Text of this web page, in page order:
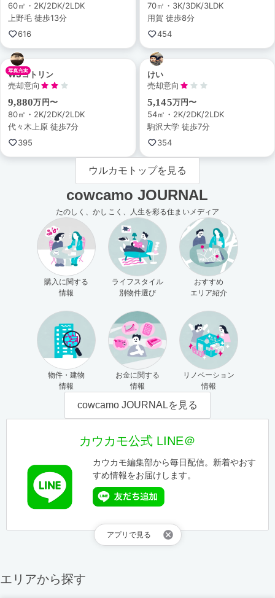
アプリで見る
60㎡・2K/2DK/2LDK
上野毛 徒歩13分
616
70㎡・3K/3DK/3LDK
用賀 徒歩8分
454
WSコトリン
売却意向
9,880万円〜
80㎡・2K/2DK/2LDK
代々木上原 徒歩7分
395
けい
売却意向
5,145万円〜
54㎡・2K/2DK/2LDK
駒沢大学 徒歩7分
354
ウルカモトップを見る
cowcamo JOURNAL
たのしく、かしこく、人生を彩る住まいメディア
購入に関する
情報
ライフスタイル
別物件選び
おすすめ
エリア紹介
物件・建物
情報
お金に関する
情報
リノベーション
情報
cowcamo JOURNALを見る
カウカモ公式 LINE＠
カウカモ編集部から毎日配信。新着やおす
すめ情報をお届けします。
エリアから探す